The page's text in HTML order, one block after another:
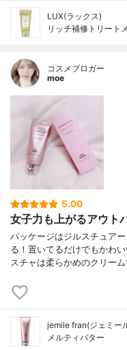
LUX(ラックス)
リッチ補修トリート
コスメブロガー
moe
5.00
女子力も上がるアウト
パッケージはジルスチュア
る！置いてるだけでもかわ
スチャは柔らかめのクリー
jemile fran(ジェミー
メルティバター